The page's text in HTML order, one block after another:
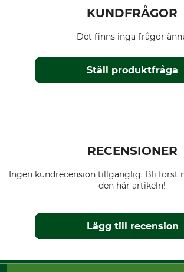
KUNDFRÅGOR
Ställ produktfråga
Det finns inga frågor
RECENSIONER
Ingen kundrecension tillgänglig. Bli först
den här artikeln!
Lägg till recension